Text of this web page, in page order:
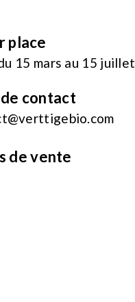
place
15 mars au 15 juillet
contact
de vente